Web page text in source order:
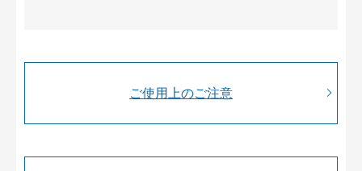
ご使用上のご注意